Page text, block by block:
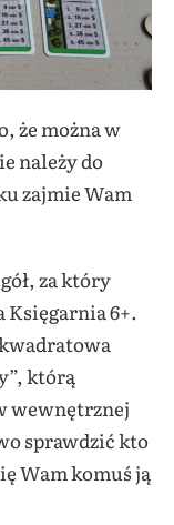
że można w
należy do
zajmie Wam
za który
Księgarnia 6+.
kwadratowa
którą
wewnętrznej
sprawdzić kto
Wam komuś ją